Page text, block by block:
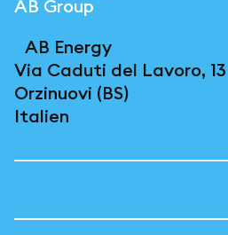
AB Group
AB Energy
Via Caduti del Lavoro, 13
Orzinuovi (BS)
Italien